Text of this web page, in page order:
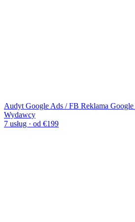
Audyt Google Ads / FB Reklama Google
Wydawcy
7 usług · od €199